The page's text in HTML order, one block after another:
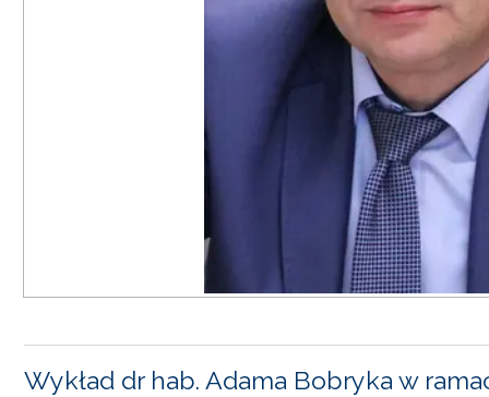
Wykład dr hab. Adama Bobryka w